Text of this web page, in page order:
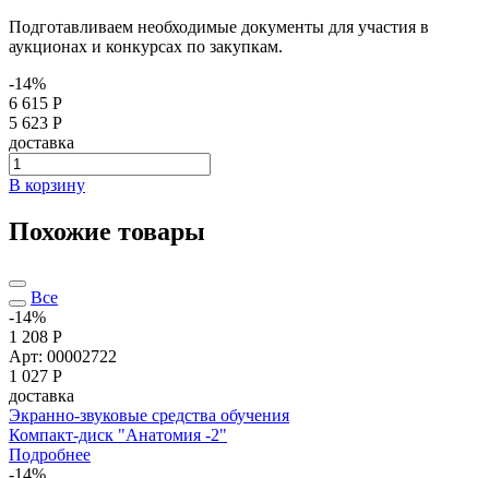
Подготавливаем необходимые документы для участия в
аукционах и конкурсах по закупкам.
-14%
6 615 Р
5 623 Р
доставка
В корзину
Похожие товары
Все
-14%
1 208 Р
Арт: 00002722
1 027 Р
доставка
Экранно-звуковые средства обучения
Компакт-диск "Анатомия -2"
Подробнее
-14%